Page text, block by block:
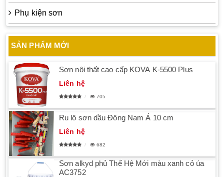
Phụ kiện sơn
SẢN PHẨM MỚI
Sơn nội thất cao cấp KOVA K-5500 Plus
Liên hệ
705
Ru lô sơn dầu Đông Nam Á 10 cm
Liên hệ
682
Sơn alkyd phủ Thế Hệ Mới màu xanh cỏ úa
AC3752